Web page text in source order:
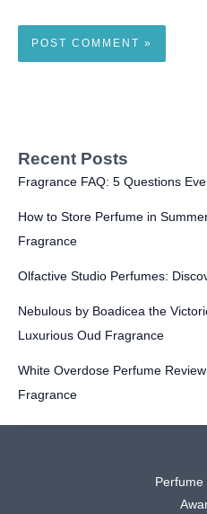
Recent Posts
Fragrance FAQ: 5 Questions
How to Store Perfume in
Fragrance
Olfactive Studio Perfumes:
Nebulous by Boadicea the
Luxurious Oud Fragrance
White Overdose Perfume
Fragrance
Perfume